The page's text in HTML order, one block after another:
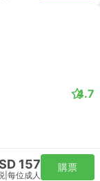
4.7
157
每位成人
購票